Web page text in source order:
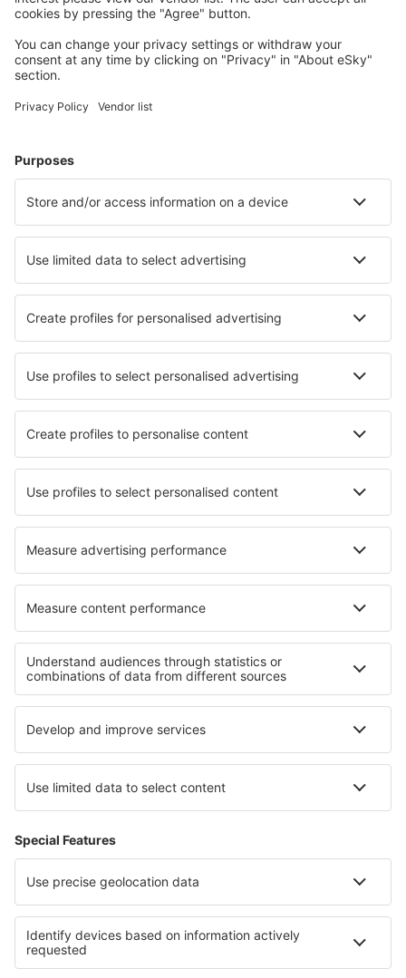
Alege din peste 1,3 mil. de opţiuni: hoteluri, cabane,
Cele mai căutate cazări de către utilizatorii eSky
Cazare în Cracovia
Cazare în Wroclaw Cazare în Gdansk
Cazare în Varşovia Cazare în Nysa
Cazare în Lublin Cazare în Koscierzyna
Cele mai bune locuri de cazare - orașe
Cazare în Ruprechtov Cazare în Quebracho
Cazare în Hohr-Grenzhausen Cazare Chabottes
Cazare în Adorf Cazare în Lillestrøm
Cele mai bune locuri de cazare - regiuni
Cazare in Gorce Cazare in Kłodzko Valley
Cazare in Warmia Cazare în Parcul Național Bieszczadzki
Cazare in Pieniny Cazare în Tachovsko - Stribrsko
Cazare in Hurghada Cazare în East Grand Bahama